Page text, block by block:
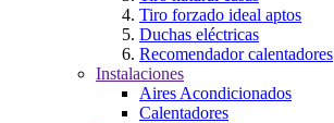
Tiro forzado ideal aptos
Duchas eléctricas
Recomendador calentadores
Instalaciones
Aires Acondicionados
Calentadores